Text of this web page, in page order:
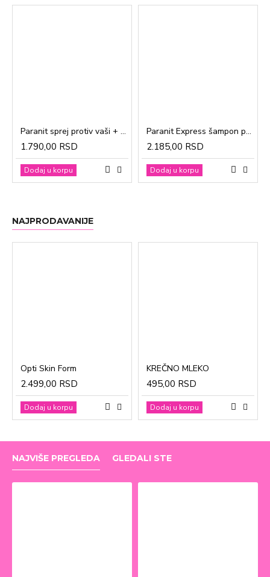
Paranit sprej protiv vaši + češalj 100ml
1.790,00 RSD
Dodaj u korpu
Paranit Express šampon protiv vaši + češalj 200ml
2.185,00 RSD
Dodaj u korpu
NAJPRODAVANIJE
Opti Skin Form
2.499,00 RSD
Dodaj u korpu
KREČNO MLEKO
495,00 RSD
Dodaj u korpu
NAJVIŠE PREGLEDA GLEDALI STE